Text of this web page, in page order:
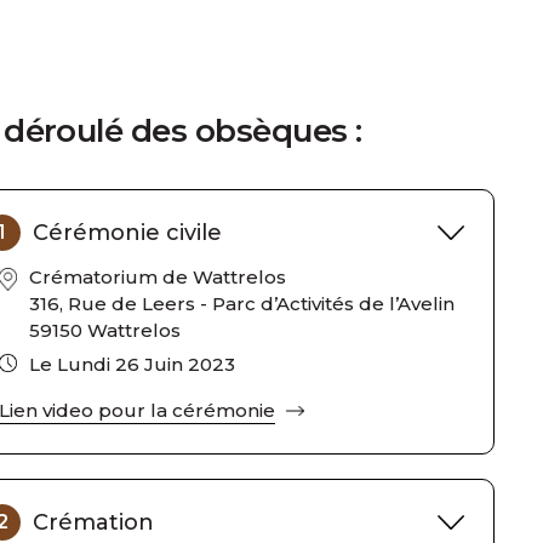
des obsèques :
Cérémonie civile
Crématorium de Wattrelos
316, Rue de Leers - Parc d’Activités de l’Avelin
59150 Wattrelos
Le Lundi 26 Juin 2023
video pour la cérémonie
Crémation